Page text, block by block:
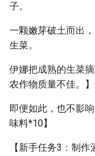
子。
一颗嫩芽破土而出
生菜。
伊娜把成熟的生菜
农作物质量不佳。
即便如此，也不影
味料*10】
【新手任务3：制